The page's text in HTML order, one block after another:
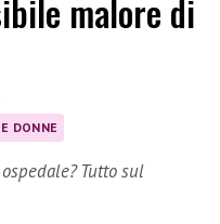
malore di
DONNE
Tutto sul